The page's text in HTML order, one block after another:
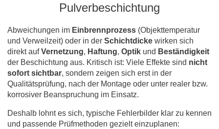
Pulverbeschichtung
Abweichungen im Einbrennprozess (Objekttemperatur
und Verweilzeit) oder in der Schichtdicke wirken sich
direkt aufVernetzung, Haftung, Optik und Beständigkeit
der Beschichtung aus. Kritisch ist: Viele Effekte sind nicht
sofort sichtbar, sondern zeigen sich erst in der
Qualitätsprüfung, nach der Montage oder unter realer bzw.
korrosiver Beanspruchung im Einsatz.
Deshalb lohnt es sich, typische Fehlerbilder klar zu kennen
und passende Prüfmethoden gezielt einzuplanen: